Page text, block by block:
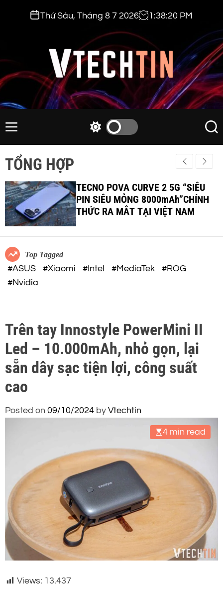
t
o
c
o
e
Thứ Sáu, Tháng 8 7 2026 1 :38:22 PM
v
c
h
t
i
.
c
m
M
e
w
h
c
o
o
d
S
e
a
r
h
TỔNG HỢP
TECNO POVA CURVE 2 5G “SIÊU
PIN SIÊU MỎNG 8000mAh”CHÍNH
THỨC RA MẮT TẠI VIỆT NAM
Top Tagged
#ASUS #Xiaomi #Intel #MediaTek
#ROG
#Nvidia
Trên tay Innostyle PowerMini II
Led – 10.000mAh, nhỏ gọn, lại
sẵn dây sạc tiện lợi, công suất
cao
Posted on 09/10/2024 by Vtechtin
4 min read
Views: 13.437